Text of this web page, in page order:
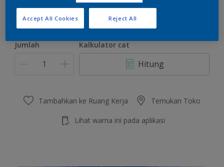
2.5 L
Jumlah Kalkulator cat
Hitung
Tambahkan ke Ruang Kerja Temukan Toko
Lihat warna ini pada aplikasi
Reject All
Accept All Cookies